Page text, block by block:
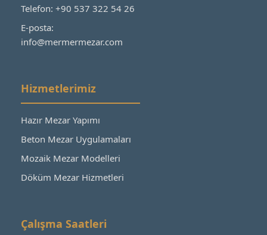
Telefon: +90 537 322 54 26
E-posta:
info@mermermezar.com
Hizmetlerimiz
Hazır Mezar Yapımı
Beton Mezar Uygulamaları
Mozaik Mezar Modelleri
Döküm Mezar Hizmetleri
Çalışma Saatleri